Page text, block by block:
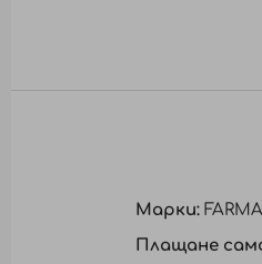
Марки:
Плащане